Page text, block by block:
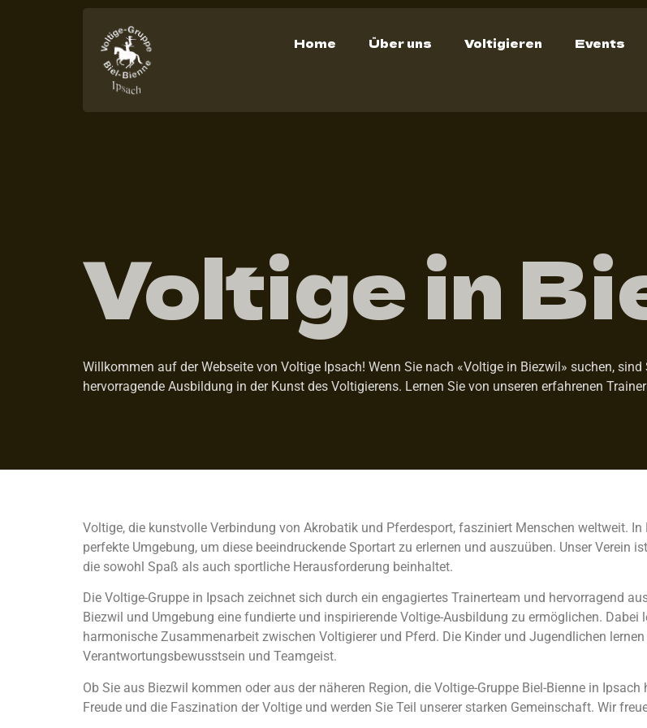
Home Über uns Voltigieren Events
Voltige in
Willkommen auf der Webseite von Voltige Ipsach! Wenn Sie nach «Voltige in Biezwil» suchen,
hervorragende Ausbildung in der Kunst des Voltigierens. Lernen Sie von unseren erfahrenen
Voltige, die kunstvolle Verbindung von Akrobatik und Pferdesport, fasziniert Menschen weltweit.
perfekte Umgebung, um diese beeindruckende Sportart zu erlernen und auszuüben. Unser Verein
die sowohl Spaß als auch sportliche Herausforderung beinhaltet.
Die Voltige-Gruppe in Ipsach zeichnet sich durch ein engagiertes Trainerteam und hervorragend
Biezwil und Umgebung eine fundierte und inspirierende Voltige-Ausbildung zu ermöglichen.
harmonische Zusammenarbeit zwischen Voltigierer und Pferd. Die Kinder und Jugendlichen
Verantwortungsbewusstsein und Teamgeist.
Ob Sie aus Biezwil kommen oder aus der näheren Region, die Voltige-Gruppe Biel-Bienne in
Freude und die Faszination der Voltige und werden Sie Teil unserer starken Gemeinschaft. Wir